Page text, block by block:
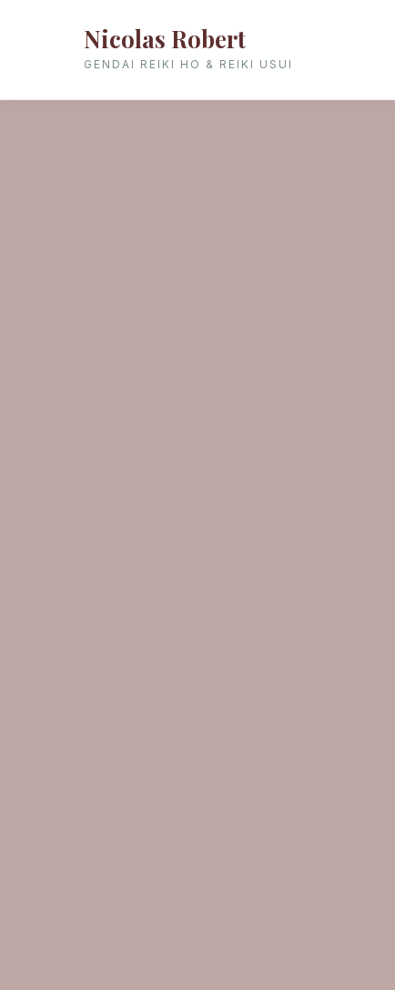
Nicolas Robert
GENDAI REIKI HO & REIKI USUI